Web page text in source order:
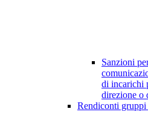
Sanzioni
di incarichi
direzione o
Rendiconti